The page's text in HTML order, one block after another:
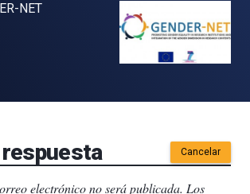
NET
respuesta Cancelar
electrónico no será publicada. Los